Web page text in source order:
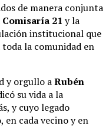
de manera conjunta
Comisaría 21 y la
institucional que
la comunidad en
y orgullo aRubén
su vida a la
y cuyo legado
en cada vecino y en